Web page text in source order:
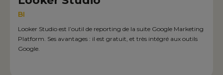
BI
Looker Studio est l’outil de reporting de la suite Google Marketing
Platform. Ses avantages : il est gratuit, et très intégré aux outils
Google.